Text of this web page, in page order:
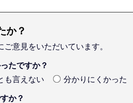
か？
意見をいただいています。
たですか？
も言えない 分かりにくかった
か？